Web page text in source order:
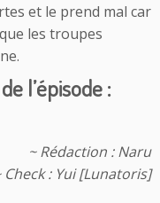
et le prend mal car
les troupes
l’épisode :
~ Rédaction : Naru
Check : Yui [Lunatoris]